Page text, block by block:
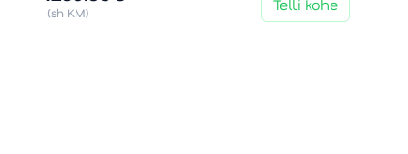
(sh KM) Telli kohe